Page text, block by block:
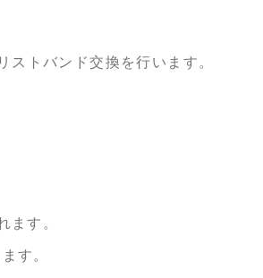
トバンド交換を行います。
す。
す。